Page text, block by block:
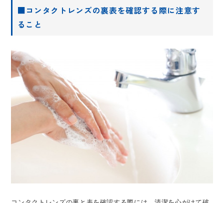
■コンタクトレンズの裏表を確認する際に注意す
ること